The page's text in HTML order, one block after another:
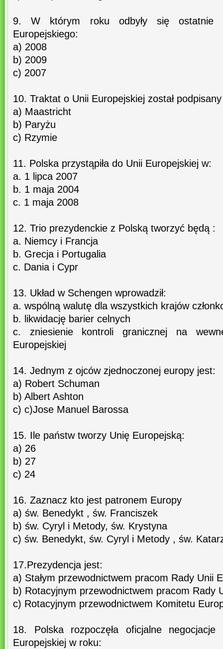
9. W którym roku odbyły się ostatnie
Europejskiego:
a) 2008
b) 2009
c) 2007
10. Traktat o Unii Europejskiej został
a) Maastricht
b) Paryżu
c) Rzymie
11. Polska przystąpiła do Unii Europejskiej w:
a. 1 lipca 2007
b. 1 maja 2004
c. 1 maja 2008
12. Trio prezydenckie z Polską tworzyć będą :
a. Niemcy i Francja
b. Grecja i Portugalia
c. Dania i Cypr
13. Układ w Schengen wprowadził:
a. wspólną walutę dla wszystkich krajów
b. likwidację barier celnych
c. zniesienie kontroli granicznej na
Europejskiej
14. Jednym z ojców zjednoczonej europy jest:
a) Robert Schuman
b) Albert Ashton
c) c)Jose Manuel Barossa
15. Ile państw tworzy Unię Europejską:
a) 26
b) 27
c) 24
16. Zaznacz kto jest patronem Europy
a) św. Benedykt , św. Franciszek
b) św. Cyryl i Metody, św. Krystyna
c) św. Benedykt, św. Cyryl i Metody , św.
17.Prezydencja jest:
a) Stałym przewodnictwem pracom Rady Unii
b) Rotacyjnym przewodnictwem pracom Rady
c) Rotacyjnym przewodnictwem Komitetu
18. Polska rozpoczęła oficjalne
Europejskiej w roku: